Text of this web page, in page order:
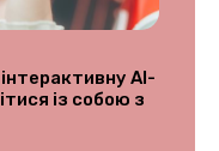
AI-
із собою з